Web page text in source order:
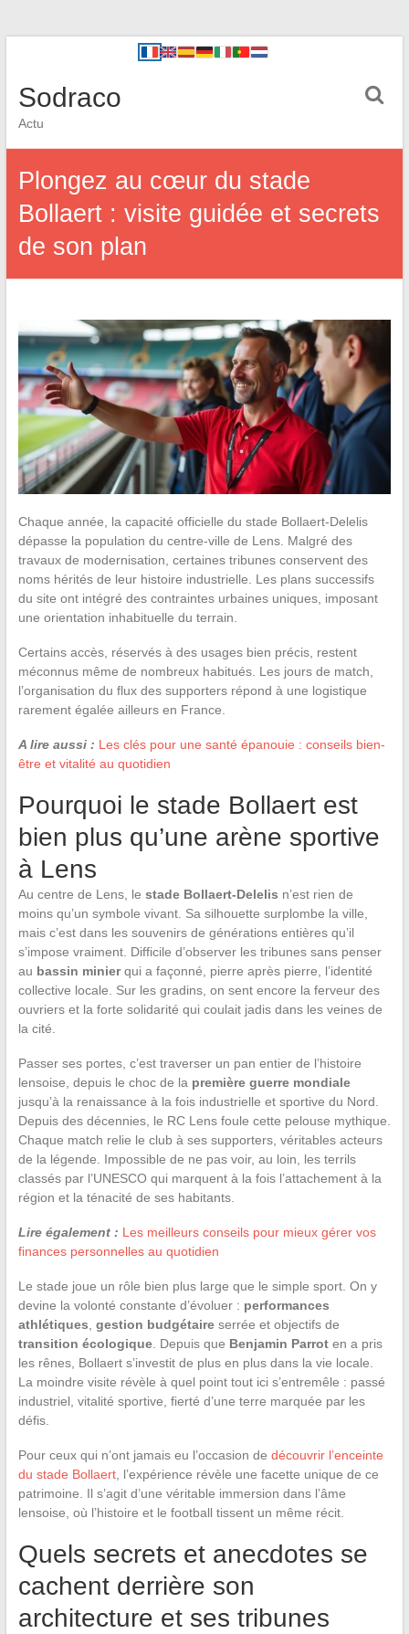
Sodraco
Actu
Plongez au cœur du stade
Bollaert : visite guidée et secrets
de son plan
Chaque année, la capacité officielle du stade Bollaert-Delelis
dépasse la population du centre-ville de Lens. Malgré des
travaux de modernisation, certaines tribunes conservent des
noms hérités de leur histoire industrielle. Les plans successifs
du site ont intégré des contraintes urbaines uniques, imposant
une orientation inhabituelle du terrain.
Certains accès, réservés à des usages bien précis, restent
méconnus même de nombreux habitués. Les jours de match,
l’organisation du flux des supporters répond à une logistique
rarement égalée ailleurs en France.
A lire aussi : Les clés pour une santé épanouie : conseils bien-
être et vitalité au quotidien
Pourquoi le stade Bollaert est
bien plus qu’une arène sportive
à Lens
Au centre de Lens, le stade Bollaert-Delelis n’est rien de
moins qu’un symbole vivant. Sa silhouette surplombe la ville,
mais c’est dans les souvenirs de générations entières qu’il
s’impose vraiment. Difficile d’observer les tribunes sans penser
au bassin minierqui a façonné, pierre après pierre, l’identité
collective locale. Sur les gradins, on sent encore la ferveur des
ouvriers et la forte solidarité qui coulait jadis dans les veines de
la cité.
Passer ses portes, c’est traverser un pan entier de l’histoire
lensoise, depuis le choc de la première guerre mondiale
jusqu’à la renaissance à la fois industrielle et sportive du Nord.
Depuis des décennies, le RC Lens foule cette pelouse mythique.
Chaque match relie le club à ses supporters, véritables acteurs
de la légende. Impossible de ne pas voir, au loin, les terrils
classés par l’UNESCO qui marquent à la fois l’attachement à la
région et la ténacité de ses habitants.
Lire également : Les meilleurs conseils pour mieux gérer vos
finances personnelles au quotidien
Le stade joue un rôle bien plus large que le simple sport. On y
devine la volonté constante d’évoluer : performances
athlétiques gestion budgétaireserrée et objectifs de
transition écologique. Depuis que Benjamin Parroten a pris
les rênes, Bollaert s’investit de plus en plus dans la vie locale.
La moindre visite révèle à quel point tout ici s’entremêle : passé
industriel, vitalité sportive, fierté d’une terre marquée par les
défis.
Pour ceux qui n’ont jamais eu l’occasion de découvrir l’enceinte
du stade Bollaert, l’expérience révèle une facette unique de ce
patrimoine. Il s’agit d’une véritable immersion dans l’âme
lensoise, où l’histoire et le football tissent un même récit.
Quels secrets et anecdotes se
cachent derrière son
architecture et ses tribunes